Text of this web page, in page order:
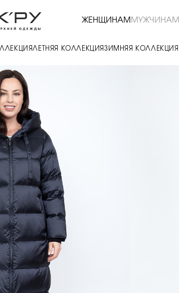
ЖЕНЩИНАМ МУЖЧИНАМ
ЛЕТНЯЯ КОЛЛЕКЦИЯЗИМНЯЯ КОЛЛЕКЦИЯ